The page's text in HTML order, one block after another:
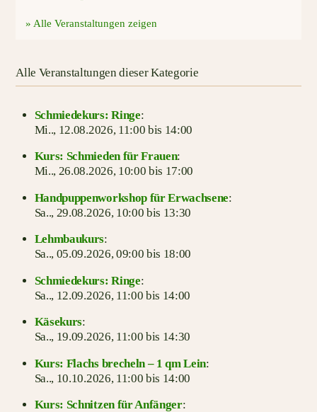
» Alle Veranstaltungen zeigen
Alle Veranstaltungen dieser Kategorie
Schmiedekurs: Ringe:
Mi.., 12.08.2026, 11:00 bis 14:00
Kurs: Schmieden für Frauen:
Mi.., 26.08.2026, 10:00 bis 17:00
Handpuppenworkshop für Erwachsene:
Sa.., 29.08.2026, 10:00 bis 13:30
Lehmbaukurs:
Sa.., 05.09.2026, 09:00 bis 18:00
Schmiedekurs: Ringe:
Sa.., 12.09.2026, 11:00 bis 14:00
Käsekurs:
Sa.., 19.09.2026, 11:00 bis 14:30
Kurs: Flachs brecheln – 1 qm Lein:
Sa.., 10.10.2026, 11:00 bis 14:00
Kurs: Schnitzen für Anfänger: